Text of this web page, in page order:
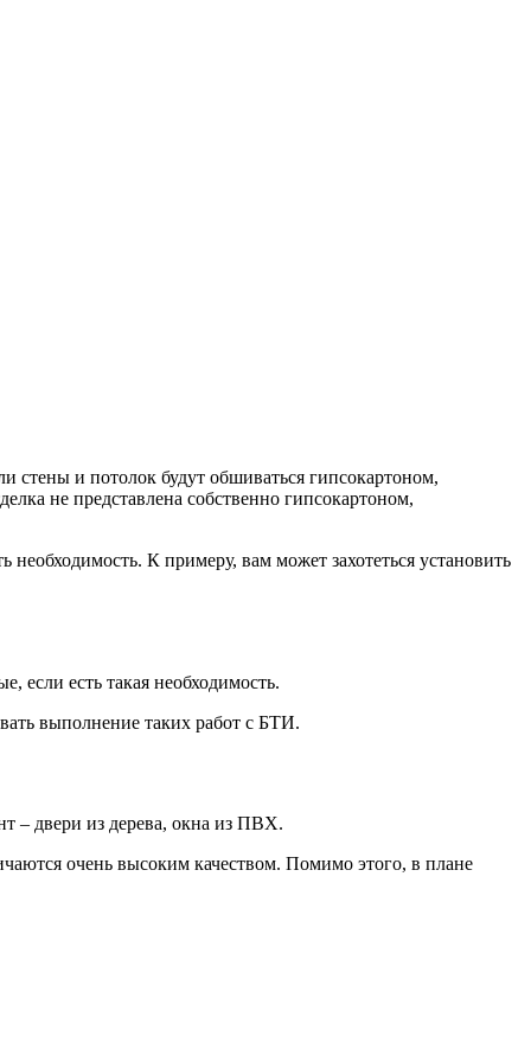
стены и потолок будут обшиваться гипсокартоном,
не представлена собственно гипсокартоном,
К примеру, вам может захотеться установить
если есть такая необходимость.
выполнение таких работ с БТИ.
– двери из дерева, окна из ПВХ.
очень высоким качеством. Помимо этого, в плане